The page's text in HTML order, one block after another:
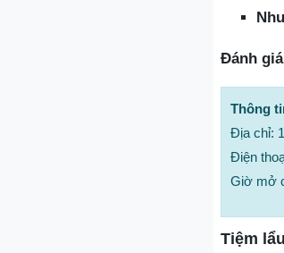
Đánh
Thông
Địa chỉ:
Điện
Giờ mở
Tiệm